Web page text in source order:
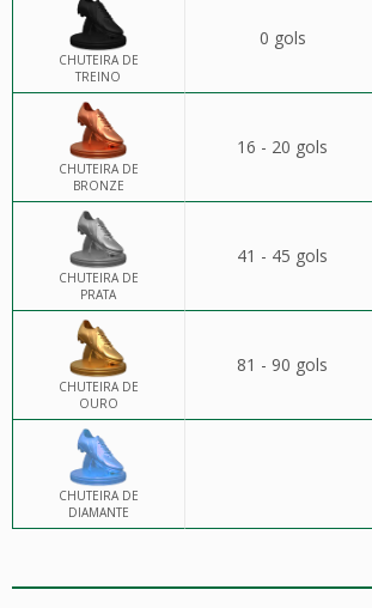
CHUTEIRA DE
TREINO
0 gols
CHUTEIRA DE
BRONZE
16 - 20 gols
CHUTEIRA DE
PRATA
41 - 45 gols
CHUTEIRA DE
OURO
81 - 90 gols
CHUTEIRA DE
DIAMANTE